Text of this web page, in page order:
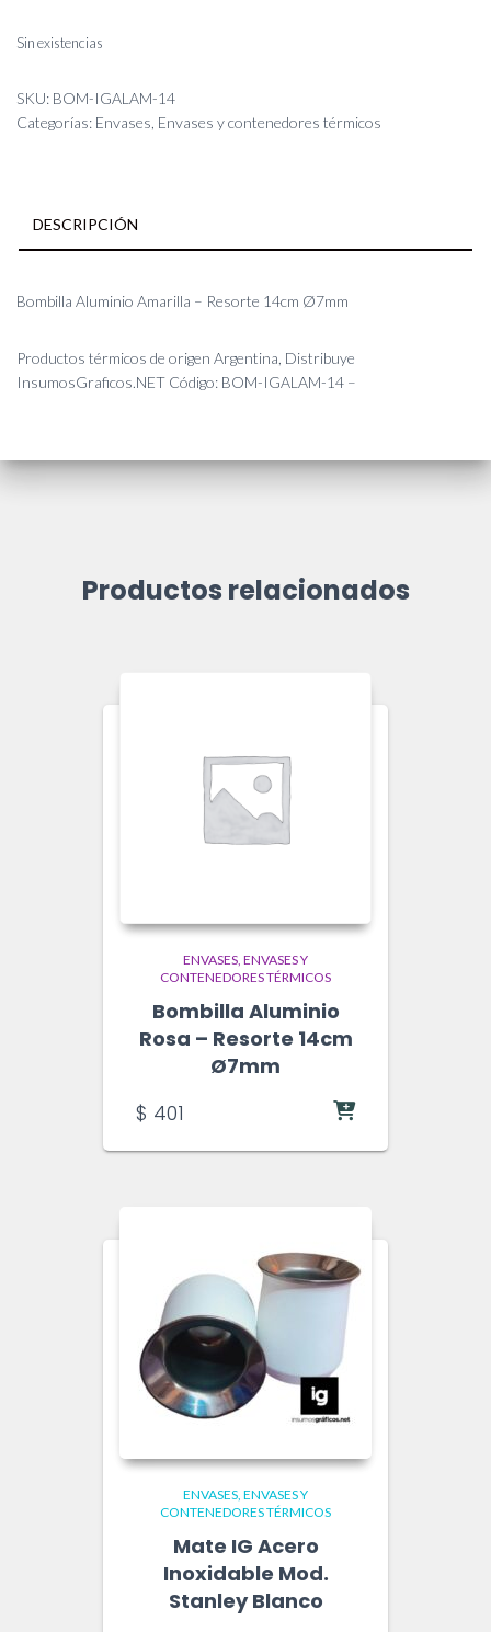
Sin existencias
SKU: BOM-IGALAM-14
Categorías: Envases Envases y contenedores térmicos
DESCRIPCIÓN
Bombilla Aluminio Amarilla – Resorte 14cm Ø7mm
Productos térmicos de origen Argentina, Distribuye
InsumosGraficos.NET Código: BOM-IGALAM-14 –
Productos relacionados
ENVASES ENVASES Y
CONTENEDORES TÉRMICOS
Bombilla Aluminio
Rosa – Resorte 14cm
Ø7mm
$ 401
ENVASES ENVASES Y
CONTENEDORES TÉRMICOS
Mate IG Acero
Inoxidable Mod.
Stanley Blanco